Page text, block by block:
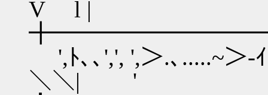
V l |
',ﾄ､､',', ',＞.､.....~＞-
＼＼|